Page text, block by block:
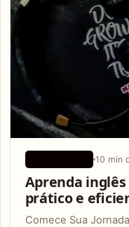
10 min
Aprenda
prático e
Comece Sua